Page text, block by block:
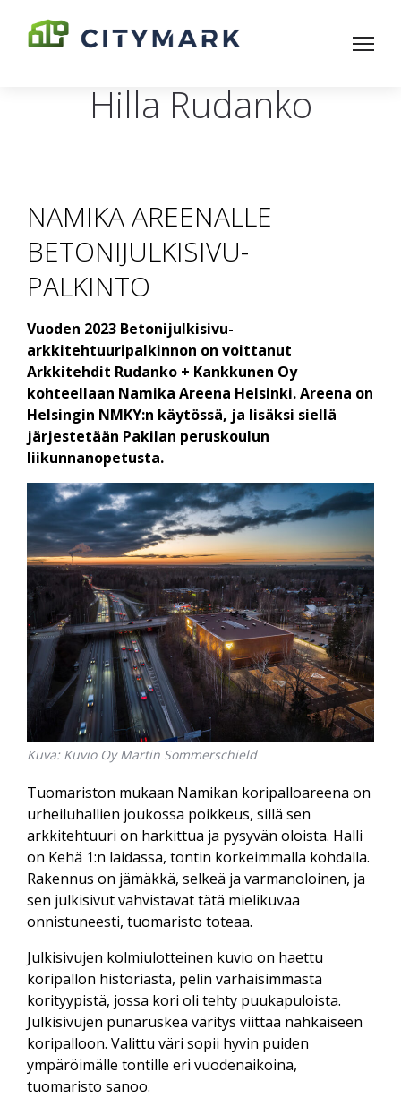
Hilla Rudanko
NAMIKA AREENALLE
BETONIJULKISIVU-
PALKINTO
Vuoden 2023 Betonijulkisivu-
arkkitehtuuripalkinnon on voittanut
Arkkitehdit Rudanko + Kankkunen Oy
kohteellaan Namika Areena Helsinki. Areena on
Helsingin NMKY:n käytössä, ja lisäksi siellä
järjestetään Pakilan peruskoulun
liikunnanopetusta.
Kuva: Kuvio Oy Martin Sommerschield
Tuomariston mukaan Namikan koripalloareena on
urheiluhallien joukossa poikkeus, sillä sen
arkkitehtuuri on harkittua ja pysyvän oloista. Halli
on Kehä 1:n laidassa, tontin korkeimmalla kohdalla.
Rakennus on jämäkkä, selkeä ja varmanoloinen, ja
sen julkisivut vahvistavat tätä mielikuvaa
onnistuneesti, tuomaristo toteaa.
Julkisivujen kolmiulotteinen kuvio on haettu
koripallon historiasta, pelin varhaisimmasta
korityypistä, jossa kori oli tehty puukapuloista.
Julkisivujen punaruskea väritys viittaa nahkaiseen
koripalloon. Valittu väri sopii hyvin puiden
ympäröimälle tontille eri vuodenaikoina,
tuomaristo sanoo.